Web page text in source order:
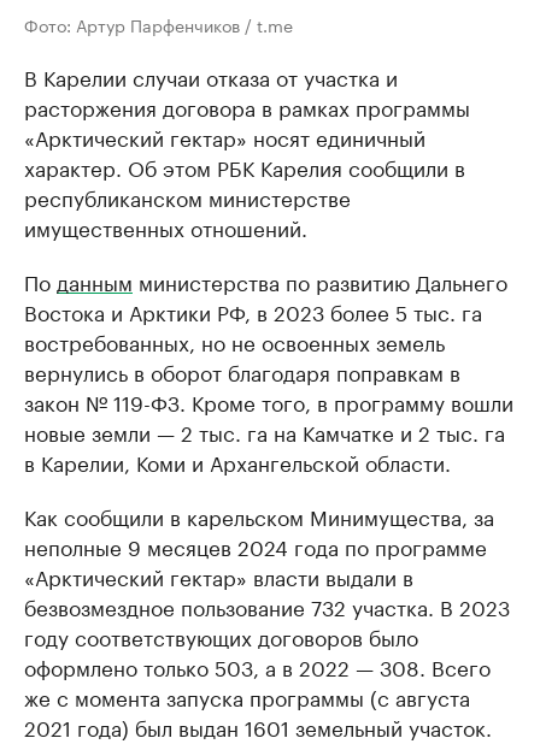
Фото: Артур Парфенчиков / t.me
В Карелии случаи отказа от участка и
расторжения договора в рамках программы
«Арктический гектар» носят единичный
характер. Об этом РБК Карелия сообщили в
республиканском министерстве
имущественных отношений.
По данным министерства по развитию Дальнего
Востока и Арктики РФ, в 2023 более 5 тыс. га
востребованных, но не освоенных земель
вернулись в оборот благодаря поправкам в
закон № 119-ФЗ. Кроме того, в программу вошли
новые земли — 2 тыс. га на Камчатке и 2 тыс. га
в Карелии, Коми и Архангельской области.
Как сообщили в карельском Минимущества, за
неполные 9 месяцев 2024 года по программе
«Арктический гектар» власти выдали в
безвозмездное пользование 732 участка. В 2023
году соответствующих договоров было
оформлено только 503, а в 2022 — 308. Всего
же с момента запуска программы (с августа
2021 года) был выдан 1601 земельный участок.